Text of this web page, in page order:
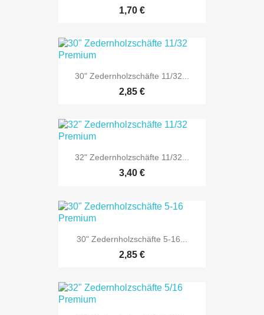
1,70 €
30" Zedernholzschäfte 11/32...
2,85 €
32" Zedernholzschäfte 11/32...
3,40 €
30" Zedernholzschäfte 5-16...
2,85 €